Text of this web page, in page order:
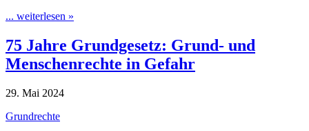
... weiterlesen »
75 Jahre Grundgesetz: Grund- und
Menschenrechte in Gefahr
29. Mai 2024
Grundrechte